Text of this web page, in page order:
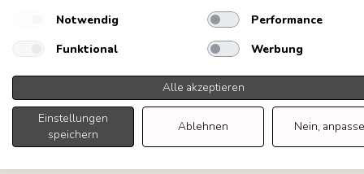
Notwendig
Performance
Funktional
Werbung
Alle akzeptieren
Einstellungen
speichern
Ablehnen Nein,